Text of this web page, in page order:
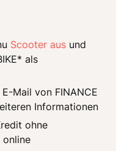
Scooter aus und
als
Mail von FINANCE
Informationen
ohne
online